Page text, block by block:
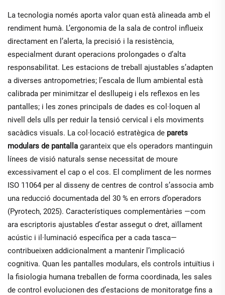
La tecnologia només aporta valor quan està alineada amb el
rendiment humà. L’ergonomia de la sala de control influeix
directament en l’alerta, la precisió i la resistència,
especialment durant operacions prolongades o d’alta
responsabilitat. Les estacions de treball ajustables s’adapten
a diverses antropometries; l’escala de llum ambiental està
calibrada per minimitzar el desllupeig i els reflexos en les
pantalles; i les zones principals de dades es col·loquen al
nivell dels ulls per reduir la tensió cervical i els moviments
sacàdics visuals. La col·locació estratègica de parets
modulars de pantalla garanteix que els operadors mantinguin
línees de visió naturals sense necessitat de moure
excessivament el cap o el cos. El compliment de les normes
ISO 11064 per al disseny de centres de control s’associa amb
una reducció documentada del 30 % en errors d’operadors
(Pyrotech, 2025). Característiques complementàries —com
ara escriptoris ajustables d’estar assegut o dret, aïllament
acústic i il·luminació específica per a cada tasca—
contribueixen addicionalment a mantenir l’implicació
cognitiva. Quan les pantalles modulars, els controls intuïtius i
la fisiologia humana treballen de forma coordinada, les sales
de control evolucionen des d’estacions de monitoratge fins a